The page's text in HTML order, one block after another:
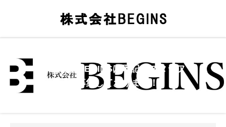
株式会社BEGINSは下記のスタッフ
を募集しております！